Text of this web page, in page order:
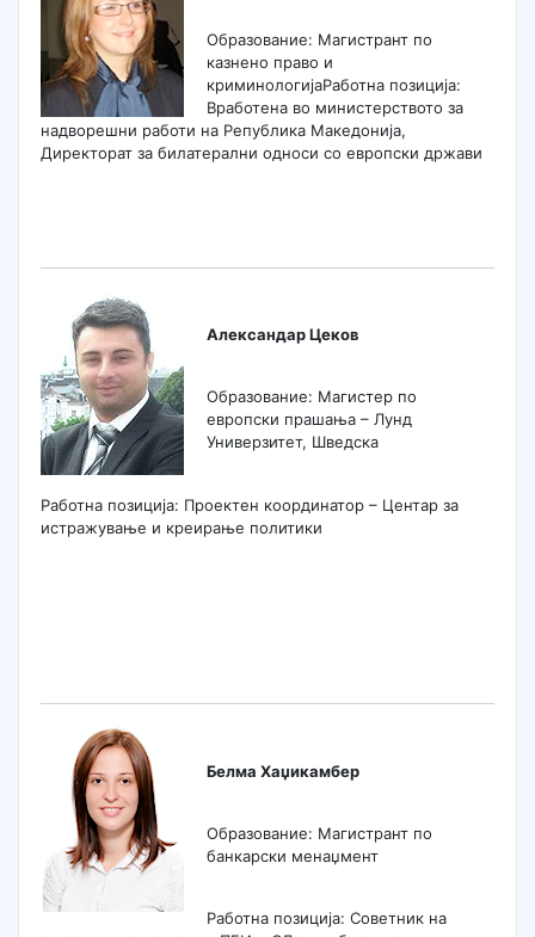
Образование: Магистрант по
казнено право и
криминологијаРаботна позиција:
Вработена во министерството за
надворешни работи на Република Македонија,
Директорат за билатерални односи со европски држави
Александар Цеков
Образование: Магистер по
европски прашања – Лунд
Универзитет, Шведска
Работна позиција: Проектен координатор – Центар за
истражување и креирање политики
Белма Хаџикамбер
Образование: Магистрант по
банкарски менаџмент
Работна позиција: Советник на